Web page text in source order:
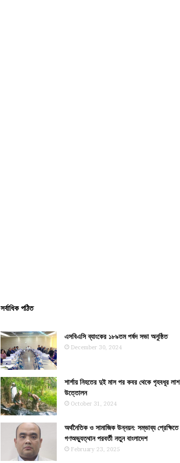
সর্বাধিক পঠিত
এসবিএসি ব্যাংকের ১৮৯তম পর্ষদ সভা অনুষ্ঠিত
December 30, 2024
শার্শায় নিহতের দুই মাস পর কবর থেকে গৃহবধূর লাশ
উত্তোলন
October 31, 2024
অর্থনৈতিক ও সামাজিক উন্নয়ন: সম্ভাব্য প্রেক্ষিতে
গণঅভ্যুত্থান পরবর্তী নতুন বাংলাদেশ
February 23, 2025